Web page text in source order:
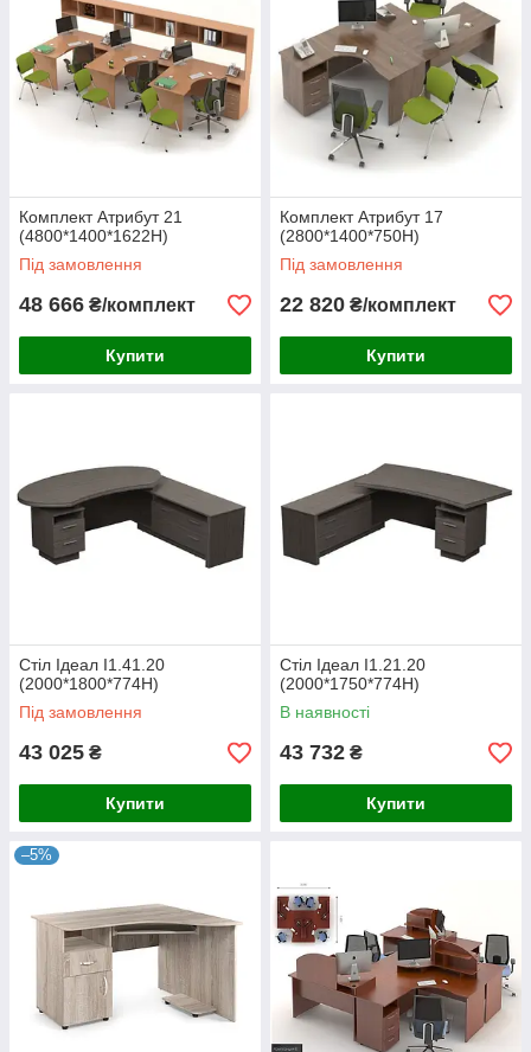
Комплект Атрибут 21
(4800*1400*1622H)
Під замовлення
48 666 ₴/комплект
Купити
Комплект Атрибут 17
(2800*1400*750H)
Під замовлення
22 820 ₴/комплект
Купити
Стіл Ідеал I1.41.20
(2000*1800*774Н)
Під замовлення
43 025 ₴
Купити
Стіл Ідеал I1.21.20
(2000*1750*774Н)
В наявності
43 732 ₴
Купити
–5%